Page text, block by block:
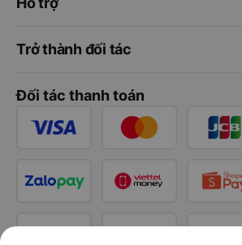
Trở thành đối tác
Đối tác thanh toán